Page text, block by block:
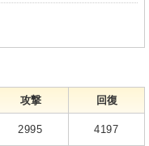
攻撃 回復
2995 4197